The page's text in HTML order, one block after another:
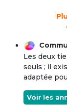
Les deux
seuls ; il
adaptée
Voir les